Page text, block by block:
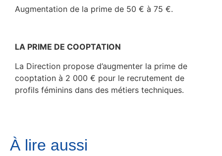
Augmentation de la prime de 50 € à 75 €.
LA PRIME DE COOPTATION
La Direction propose d’augmenter la prime de
cooptation à 2 000 € pour le recrutement de
profils féminins dans des métiers techniques.
À lire aussi